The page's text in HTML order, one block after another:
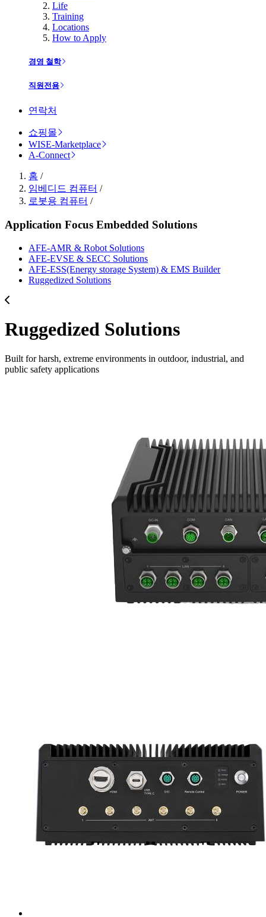
Life
Training
Locations
How to Apply
경영 철학
직원전용
연락처
쇼핑몰
WISE-Marketplace
A-Connect
홈 /
임베디드 컴퓨터 /
로봇용 컴퓨터 /
Application Focus Embedded Solutions
AFE-AMR & Robot Solutions
AFE-EVSE & SECC Solutions
AFE-ESS(Energy storage System) & EMS Builder
Ruggedized Solutions
Ruggedized Solutions
Built for harsh, extreme environments in outdoor, industrial, and
public safety applications